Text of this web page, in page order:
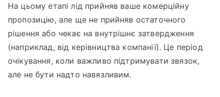
На цьому етапі лід прийняв ваше комерційну
пропозицію, але ще не прийняв остаточного
рішення або чекає на внутрішнє затвердження
(наприклад, від керівництва компанії). Це період
очікування, коли важливо підтримувати звязок,
але не бути надто навязливим.